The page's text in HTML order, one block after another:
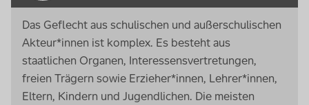
Das Geflecht aus schulischen und außerschulischen
Akteur*innen ist komplex. Es besteht aus
staatlichen Organen, Interessensvertretungen,
freien Trägern sowie Erzieher*innen, Lehrer*innen,
Eltern, Kindern und Jugendlichen. Die meisten